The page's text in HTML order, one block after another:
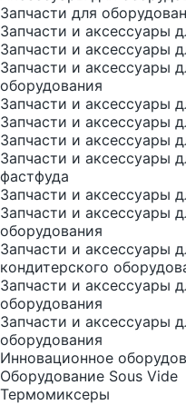
Запчасти для
Запчасти и аксессуары
Запчасти и аксессуары
Запчасти и аксессуары
оборудования
Запчасти и аксессуары
Запчасти и аксессуары
Запчасти и аксессуары
Запчасти и аксессуары
фастфуда
Запчасти и аксессуары
Запчасти и аксессуары
оборудования
Запчасти и аксессуары
кондитерского
Запчасти и аксессуары
оборудования
Запчасти и аксессуары
оборудования
Инновационное
Оборудование Sous Vide
Термомиксеры